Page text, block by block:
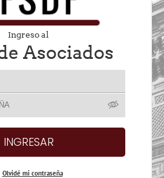
Ingreso al
Asociados
Olvidé mi contraseña